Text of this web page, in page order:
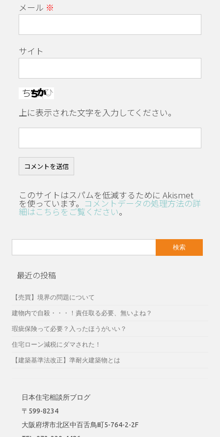
メール ※
サイト
上に表示された文字を入力してください。
このサイトはスパムを低減するために Akismet
を使っています。 コメントデータの処理方法の詳
細はこちらをご覧ください。
索:
最近の投稿
【売買】境界の問題について
建物内で自殺・・・！責任取る必要、無いよね？
瑕疵保険って必要？入ったほうがいい？
住宅ローン減税にダマされた！
【建築基準法改正】準耐火建築物とは
日本住宅相談所ブログ
〒599-8234
大阪府堺市北区中百舌鳥町5-764-2-2F